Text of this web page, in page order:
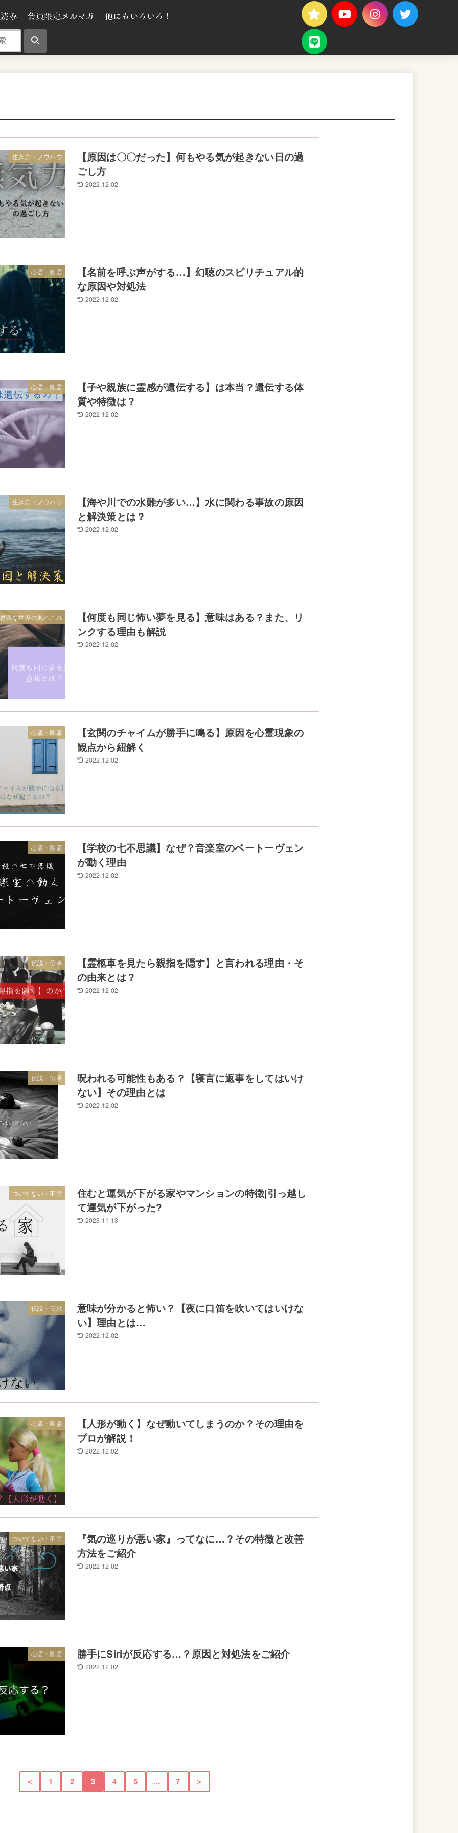
み 会員限定メルマガ 他にもいろいろ！
生き方・ノウハウ
【原因は〇〇だった】何もやる気が起きない日の過
ごし方
2022.12.02
心霊・幽霊
【名前を呼ぶ声がする…】幻聴のスピリチュアル的
な原因や対処法
2022.12.02
心霊・幽霊
【子や親族に霊感が遺伝する】は本当？遺伝する体
質や特徴は？
2022.12.02
生き方・ノウハウ
【海や川での水難が多い…】水に関わる事故の原因
と解決策とは？
2022.12.02
議な世界のあれこれ
【何度も同じ怖い夢を見る】意味はある？また、リ
ンクする理由も解説
2022.12.02
心霊・幽霊
【玄関のチャイムが勝手に鳴る】原因を心霊現象の
観点から紐解く
2022.12.02
心霊・幽霊
【学校の七不思議】なぜ？音楽室のベートーヴェン
が動く理由
2022.12.02
伝説・伝承
【霊柩車を見たら親指を隠す】と言われる理由・そ
の由来とは？
2022.12.02
伝説・伝承
呪われる可能性もある？【寝言に返事をしてはいけ
ない】その理由とは
2022.12.02
ついてない・不幸
住むと運気が下がる家やマンションの特徴|引っ越し
て運気が下がった?
2023.11.13
伝説・伝承
意味が分かると怖い？【夜に口笛を吹いてはいけな
い】理由とは…
2022.12.02
心霊・幽霊
【人形が動く】なぜ動いてしまうのか？その理由を
プロが解説！
2022.12.02
ついてない・不幸
『気の巡りが悪い家』ってなに…？その特徴と改善
方法をご紹介
2022.12.02
心霊・幽霊 勝手にSiriが反応する…？原因と対処法をご紹介
2022.12.02
＜ 1 2 3 4 5 … 7 ＞